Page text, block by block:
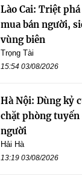
Lào Cai: Triệt
mua bán người,
vùng biên
Trọng Tài
15:54 03/08/2026
Hà Nội: Dùng kỷ
chặt phòng tuyến
người
Hải Hà
13:19 03/08/2026